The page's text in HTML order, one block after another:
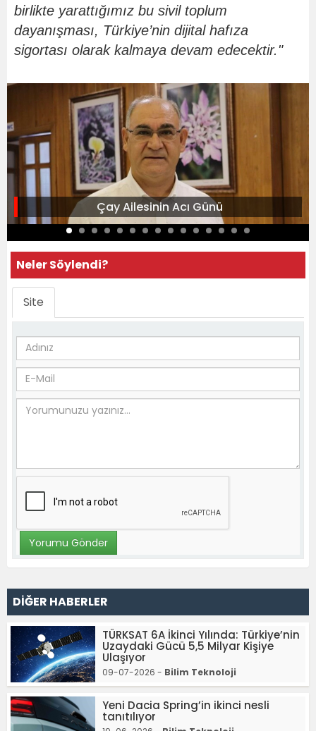
birlikte yarattığımız bu sivil toplum
dayanışması, Türkiye’nin dijital hafıza
sigortası olarak kalmaya devam edecektir."
Çay Ailesinin Acı Günü
Neler Söylendi?
Site
DİĞER HABERLER
TÜRKSAT 6A İkinci Yılında: Türkiye’nin
Uzaydaki Gücü 5,5 Milyar Kişiye
Ulaşıyor
09-07-2026 - Bilim Teknoloji
Yeni Dacia Spring’in ikinci nesli
tanıtılıyor